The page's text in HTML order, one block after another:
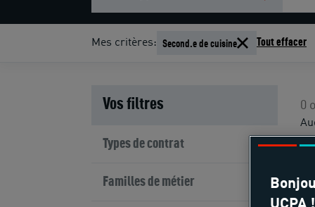
Mes critères: Second.e de cuisine Tout effacer
Vos filtres
Types de contrat
Familles de métier
0